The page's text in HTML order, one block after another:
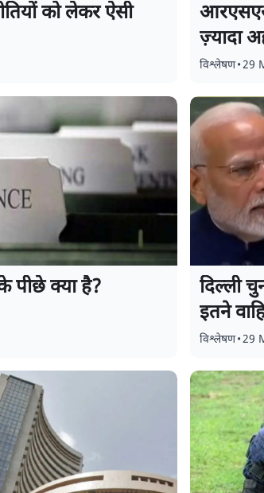
को लेकर ऐसी
ज़्यादा
विश्लेषण•29
पीछे क्या है?
दिल्ली
इतने
विश्लेषण•29